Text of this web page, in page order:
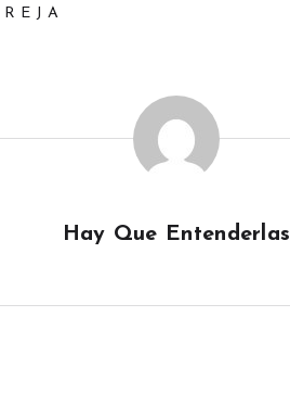
Hay Que Entenderlas